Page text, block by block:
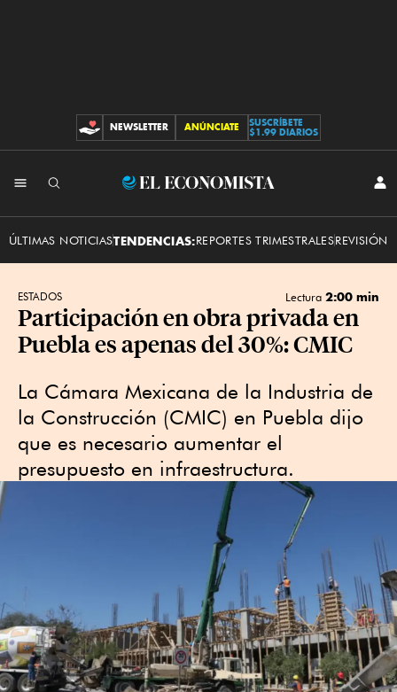
CONTRIBUCIONES
NEWSLETTER ANÚNCIATE
SUSCRÍBETE
$1.99 DIARIOS
El
ÚLTIMAS NOTICIASTENDENCIAS:REPORTES TRIMESTRALESREVISIÓN
ESTADOS Lectura 2:00 min
Participación en obra privada en
Puebla es apenas del 30%: CMIC
La Cámara Mexicana de la Industria de
la Construcción (CMIC) en Puebla dijo
que es necesario aumentar el
presupuesto en infraestructura.